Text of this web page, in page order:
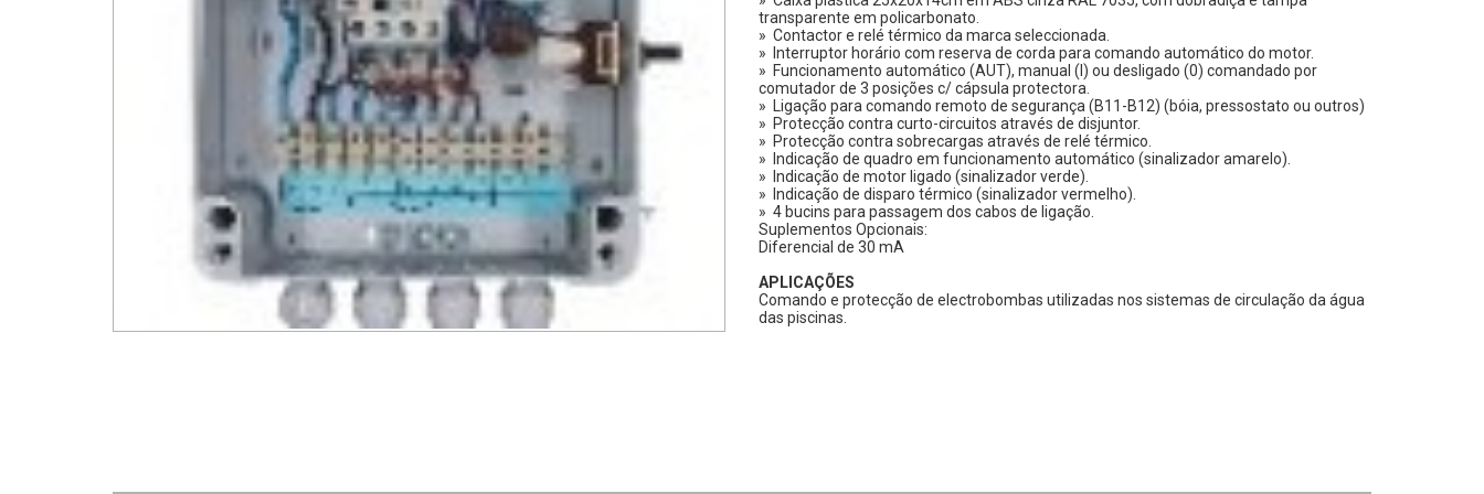
transparente em policarbonato.
» Contactor e relé térmico da marca seleccionada.
» Interruptor horário com reserva de corda para comando automático do motor.
» Funcionamento automático (AUT), manual (I) ou desligado (0) comandado por
comutador de 3 posições c/ cápsula protectora.
» Ligação para comando remoto de segurança (B11-B12) (bóia, pressostato ou outros)
» Protecção contra curto-circuitos através de disjuntor.
» Protecção contra sobrecargas através de relé térmico.
» Indicação de quadro em funcionamento automático (sinalizador amarelo).
» Indicação de motor ligado (sinalizador verde).
» Indicação de disparo térmico (sinalizador vermelho).
» 4 bucins para passagem dos cabos de ligação.
Suplementos Opcionais:
Diferencial de 30 mA
APLICAÇÕES
Comando e protecção de electrobombas utilizadas nos sistemas de circulação da água
das piscinas.